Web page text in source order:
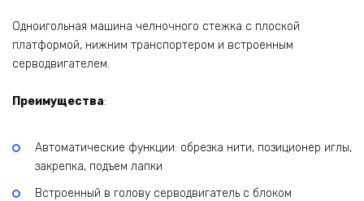
Одноигольная машина челночного стежка с плоской
платформой, нижним транспортером и встроенным
серводвигателем.
Преимущества:
Автоматические функции: обрезка нити, позиционер иглы,
закрепка, подъем лапки
Встроенный в голову серводвигатель с блоком